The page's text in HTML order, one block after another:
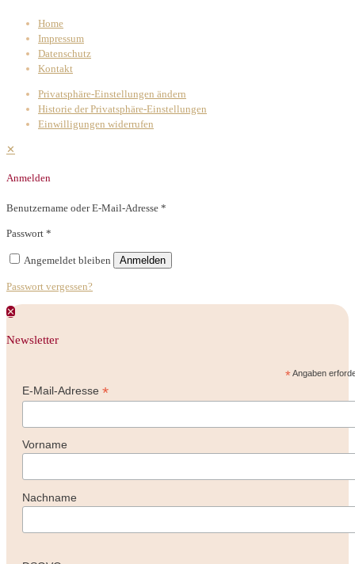
Home
Impressum
Datenschutz
Kontakt
Privatsphäre-Einstellungen ändern
Historie der Privatsphäre-Einstellungen
Einwilligungen widerrufen
✕
Anmelden
Benutzername oder E-Mail-Adresse *
Passwort *
Angemeldet bleiben Anmelden
Passwort vergessen?
✕
Newsletter
*Angaben
E-Mail-Adresse *
Vorname
Nachname